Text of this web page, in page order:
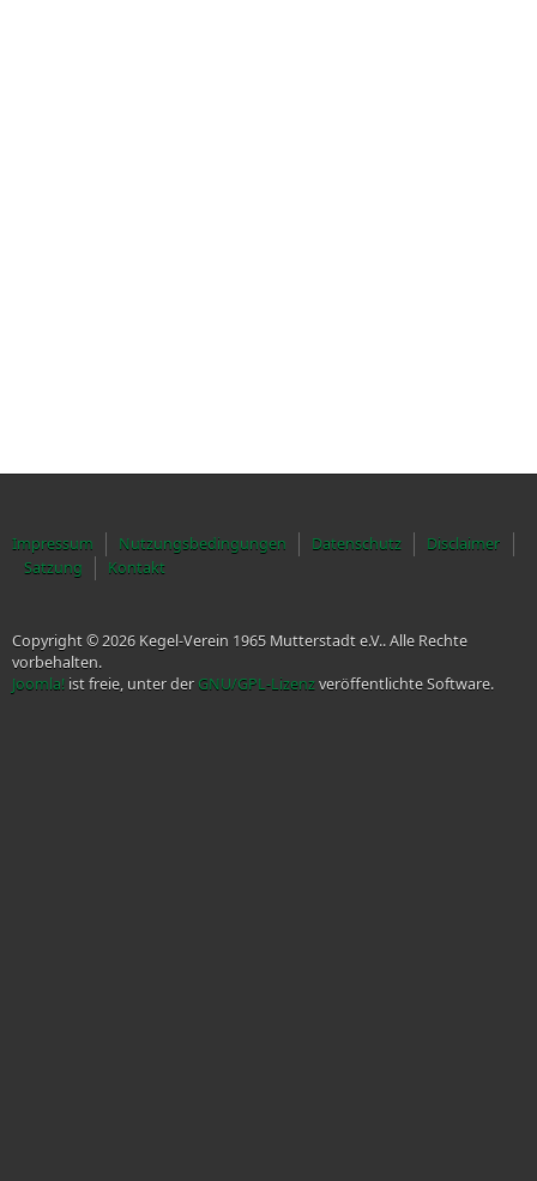
Impressum Nutzungsbedingungen Datenschutz
Disclaimer
Satzung
Kontakt
Copyright © 2026 Kegel-Verein 1965 Mutterstadt e.V.. Alle Rechte
vorbehalten.
Joomla! ist freie, unter der GNU/GPL-Lizenzveröffentlichte Software.